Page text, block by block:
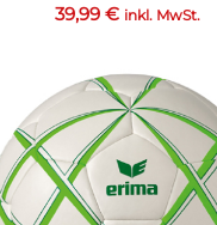
39,99 € inkl. MwSt.